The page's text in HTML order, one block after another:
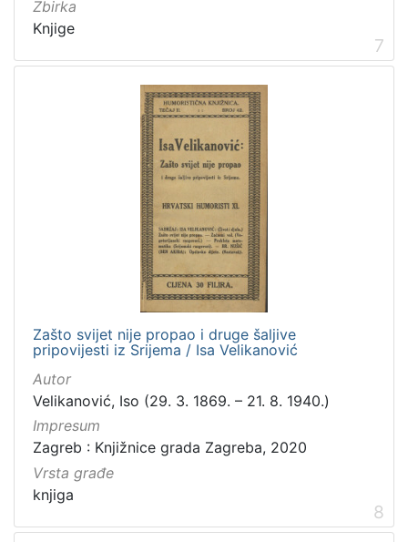
Zbirka
Knjige
7
Zašto svijet nije propao i druge šaljive
pripovijesti iz Srijema / Isa Velikanović
Autor
Velikanović, Iso (29. 3. 1869. – 21. 8. 1940.)
Impresum
Zagreb : Knjižnice grada Zagreba, 2020
Vrsta građe
knjiga
8